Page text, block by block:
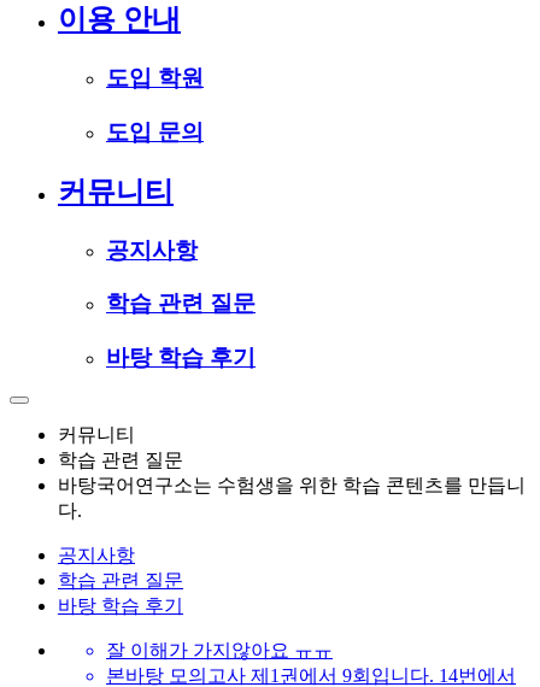
이용 안내
도입 학원
도입 문의
커뮤니티
공지사항
학습 관련 질문
바탕 학습 후기
커뮤니티
학습 관련 질문
바탕국어연구소는 수험생을 위한 학습 콘텐츠를 만듭니
다.
공지사항
학습 관련 질문
바탕 학습 후기
잘 이해가 가지않아요 ㅠㅠ
본바탕 모의고사 제1권에서 9회입니다. 14번에서